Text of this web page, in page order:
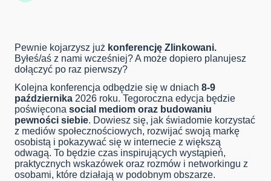
Pewnie kojarzysz już konferencję Zlinkowani.
Byłeś/aś z nami wcześniej? A może dopiero planujesz
dołączyć po raz pierwszy?
Kolejna konferencja odbędzie się w dniach 8-9
października 2026 roku. Tegoroczna edycja będzie
poświęcona social mediom oraz budowaniu
pewności siebie. Dowiesz się, jak świadomie korzystać
z mediów społecznościowych, rozwijać swoją markę
osobistą i pokazywać się w internecie z większą
odwagą. To będzie czas inspirujących wystąpień,
praktycznych wskazówek oraz rozmów i networkingu z
osobami, które działają w podobnym obszarze.